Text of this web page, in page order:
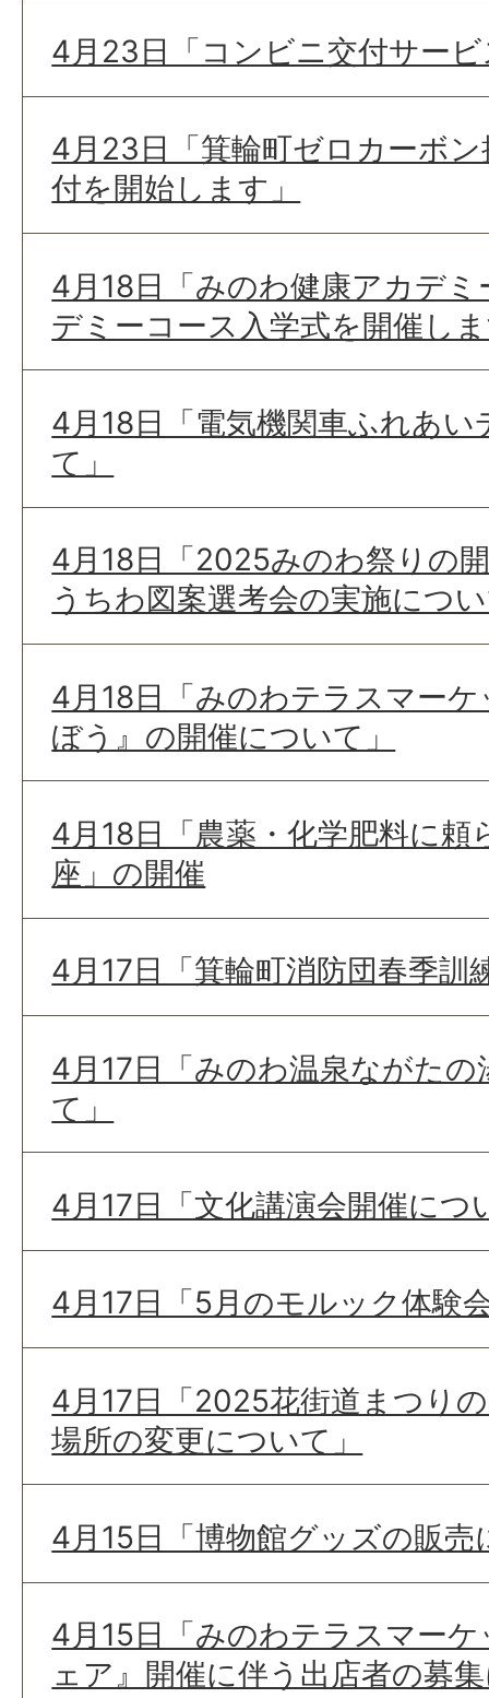
4月23日「コンビニ交付サー
4月23日「箕輪町ゼロカーボ
付を開始します」
4月18日「みのわ健康アカデ
デミーコース入学式を開催し
4月18日「電気機関車ふれあ
て」
4月18日「2025みのわ祭りの
うちわ図案選考会の実施につ
4月18日「みのわテラスマー
ぼう』の開催について」
4月18日「農薬・化学肥料に頼
座」の開催
4月17日「箕輪町消防団春季訓
4月17日「みのわ温泉ながた
て」
4月17日「文化講演会開催につ
4月17日「5月のモルック体験
4月17日「2025花街道まつり
場所の変更について」
4月15日「博物館グッズの販売
4月15日「みのわテラスマー
ェア』開催に伴う出店者の募